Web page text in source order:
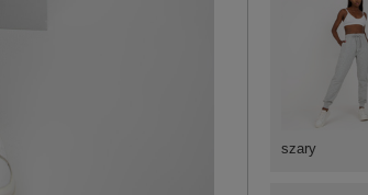
szary